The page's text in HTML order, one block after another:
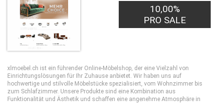
10,00%
PRO SALE
xlmoebel.ch ist ein führender Online-Möbelshop, der eine Vielzahl von
Einrichtungslösungen für Ihr Zuhause anbietet. Wir haben uns auf
hochwertige und stilvolle Möbelstücke spezialisiert, vom Wohnzimmer bis
zum Schlafzimmer. Unsere Produkte sind eine Kombination aus
Funktionalität und Ästhetik und schaffen eine angenehme Atmosphäre in